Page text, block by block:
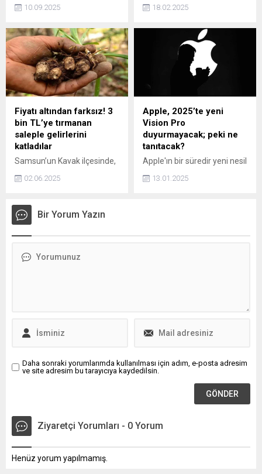
Basketbol Federasyonu
Türkoğlu, Türkiye’nin
EuroBasket 2025 çeyrek
finalinde Polonya'yı 91-77
mağlup ederek yarı finale
yükseldiği maçın ardından
değerlendirmelerde
bulundu.
10.09.2025
Yerleştirme Merkezince
Kurumları Yabancı Dil Sınavı
(2025-YÖKDİL/1) yapıldı.
Peki, YÖKDİL soruları ve
cevapları ne zaman
yayımlanacak? YÖKDİL
sonuçları ne zaman
açıklanacak?
18.02.2025
Fiyatı altından farksız! 3
bin TL’ye tırmanan
saleple gelirlerini
katladılar
Samsun’un Kavak ilçesinde,
çıkan altın” olarak anılan
başladı. Kilosu 3 bin TL’ye
kadar alıcı bulan bu değerli
da yoğun talep görüyor.
02.06.2025
Apple, 2025’te yeni
Vision Pro
duyurmayacak; peki ne
tanıtacak?
Apple'ın bir süredir yeni nesil
söyleniyordu. Peki onun
13.01.2025
Bir Yorum Yazın
Daha sonraki yorumlarımda kullanılması için adım, e-posta adresim
ve site adresim bu tarayıcıya kaydedilsin.
Ziyaretçi Yorumları - 0 Yorum
Henüz yorum yapılmamış.